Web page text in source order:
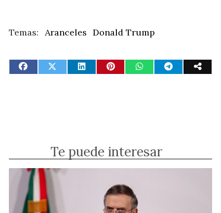
Aranceles Donald Trump
Te puede interesar